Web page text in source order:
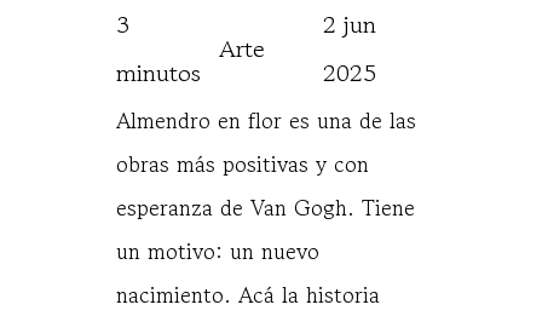
3
minutos
Arte
2 jun
2025
Almendro en flor es una de las
obras más positivas y con
esperanza de Van Gogh. Tiene
un motivo: un nuevo
nacimiento. Acá la historia